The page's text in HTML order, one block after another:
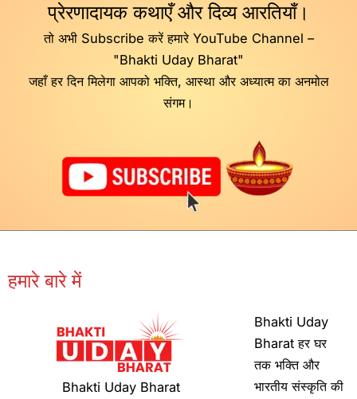
प्रेरणादायक कथाएँ और दिव्य आरतियाँ।
तो अभी Subscribe करें हमारे YouTube Channel –
"Bhakti Uday Bharat"
जहाँ हर दिन मिलेगा आपको भक्ति, आस्था और अध्यात्म का अनमोल
संगम।
हमारे बारे में
Bhakti Uday Bharat
Bhakti Uday
Bharat हर घर
तक भक्ति और
भारतीय संस्कृति की